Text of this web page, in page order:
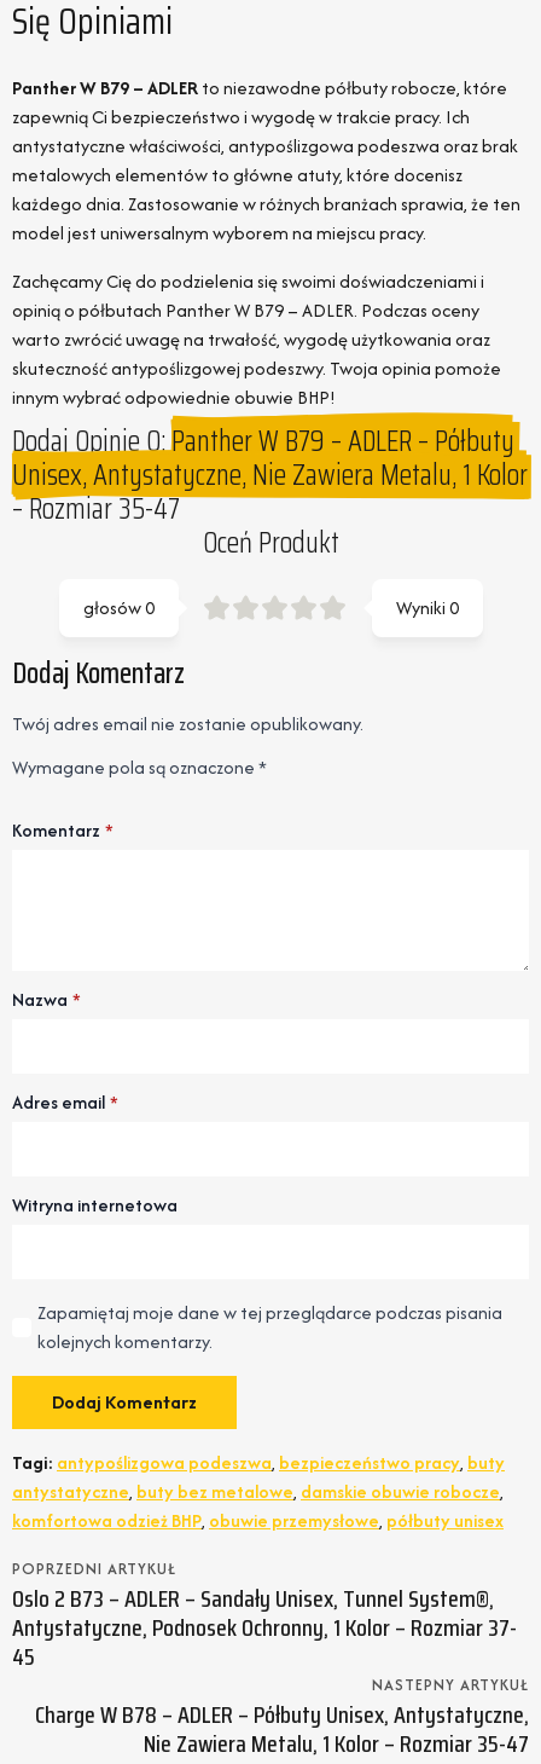
Się Opiniami
Panther W B79 – ADLERto niezawodne półbuty robocze, które
zapewnią Ci bezpieczeństwo i wygodę w trakcie pracy. Ich
antystatyczne właściwości, antypoślizgowa podeszwa oraz brak
metalowych elementów to główne atuty, które docenisz
każdego dnia. Zastosowanie w różnych branżach sprawia, że ten
model jest uniwersalnym wyborem na miejscu pracy.
Zachęcamy Cię do podzielenia się swoimi doświadczeniami i
opinią o półbutach Panther W B79 – ADLER. Podczas oceny
warto zwrócić uwagę na trwałość, wygodę użytkowania oraz
skuteczność antypoślizgowej podeszwy. Twoja opinia pomoże
innym wybrać odpowiednie obuwie BHP!
Dodaj Opinie O:Panther W B79 – ADLER – Półbuty
Unisex, Antystatyczne, Nie Zawiera Metalu, 1 Kolor
– Rozmiar 35-47
Oceń Produkt
Wyniki0
głosów0
Dodaj Komentarz
Twój adres email nie zostanie opublikowany.
Wymagane pola są oznaczone*
Komentarz *
Nazwa *
Adres email*
Witryna internetowa
Zapamiętaj moje dane w tej przeglądarce podczas pisania
kolejnych komentarzy.
Tagi: antypoślizgowa podeszwa, bezpieczeństwo pracy, buty
antystatyczne, buty bez metalowe, damskie obuwie robocze,
komfortowa odzież BHP, obuwie przemysłowe, półbuty unisex
POPRZEDNI ARTYKUŁ
Oslo 2 B73 – ADLER – Sandały Unisex, Tunnel System®,
Antystatyczne, Podnosek Ochronny, 1 Kolor – Rozmiar 37-
45
NASTEPNY ARTYKUŁ
Charge W B78 – ADLER – Półbuty Unisex, Antystatyczne,
Nie Zawiera Metalu, 1 Kolor – Rozmiar 35-47